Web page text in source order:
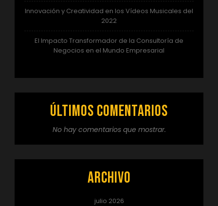
Innovación y Creatividad en los Vídeos Musicales del
2022
El Impacto Transformador de la Consultoría de
Negocios en el Mundo Empresarial
Últimos comentarios
No hay comentarios que mostrar.
Archivo
julio 2026